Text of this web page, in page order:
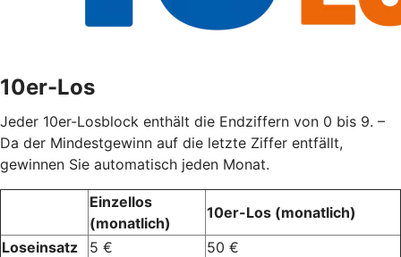
10er-Los
Jeder 10er-Losblock enthält die Endziffern von 0 bis 9. –
Da der Mindestgewinn auf die letzte Ziffer entfällt,
gewinnen Sie automatisch jeden Monat.
Einzellos
(monatlich)
10er-Los (monatlich)
Loseinsatz
5 €
50 €